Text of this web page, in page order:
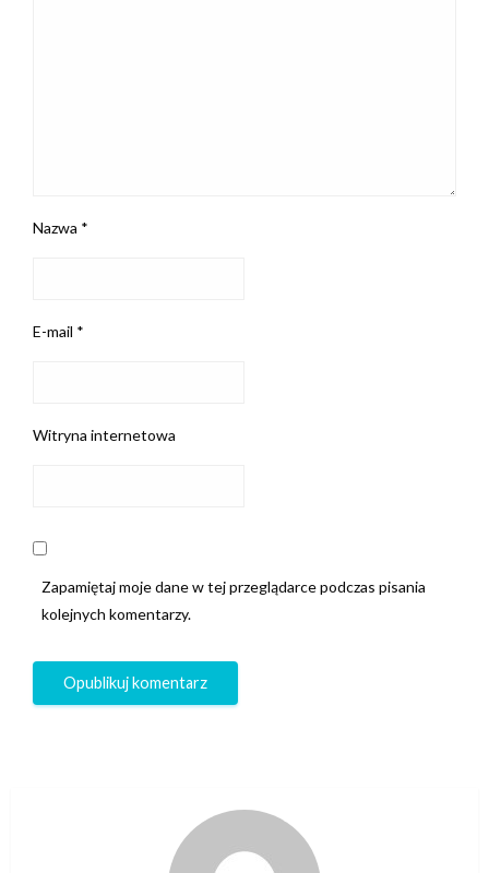
Nazwa *
E-mail *
Witryna internetowa
Zapamiętaj moje dane w tej przeglądarce podczas pisania
kolejnych komentarzy.